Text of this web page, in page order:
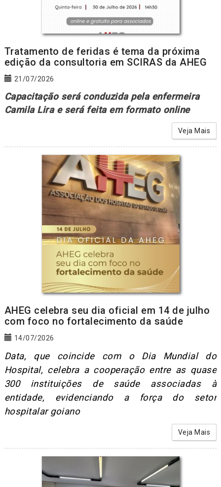
Tratamento de feridas é tema da próxima
edição da consultoria em SCIRAS da AHEG
21/07/2026
Capacitação será conduzida pela enfermeira
Camila Lira e será feita em formato online
Veja Mais
AHEG celebra seu dia oficial em 14 de julho
com foco no fortalecimento da saúde
14/07/2026
Data, que coincide com o Dia Mundial do
Hospital, celebra a cooperação entre as quase
300 instituições de saúde associadas à
entidade, evidenciando a força do setor
hospitalar goiano
Veja Mais